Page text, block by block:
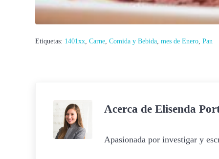
Etiquetas: 1401xx, Carne, Comida y Bebida, mes de Enero, Pan
Acerca de Elisenda
Apasionada por investigar y